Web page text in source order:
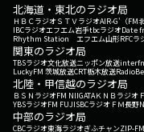
北海道・東北のラジオ局
ＨＢＣラジオＳＴＶラジオAIR-G'（FM
IBCラジオエフエム岩手tbcラジオDate
Rhythm Station エフエム山形RFCラ
関東のラジオ局
TBSラジオ文化放送ニッポン放送
LuckyFM 茨城放送CRT栃木放送
北陸・甲信越のラジオ局
ＢＳＮラジオFM NIIGATAＫＮＢラジオ
YBSラジオFM FUJISBCラジオ ＦＭ長野
中部のラジオ局
CBCラジオ東海ラジオぎふチャンZIP-FM